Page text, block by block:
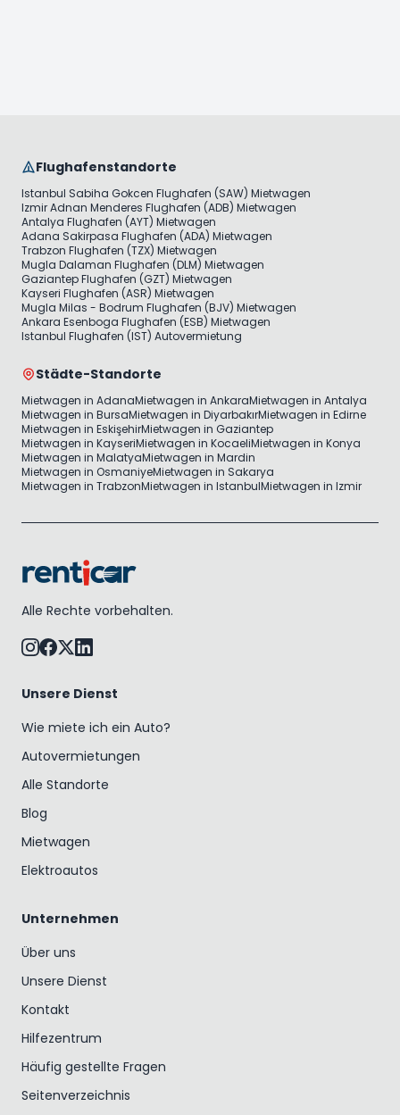
Flughafenstandorte
Istanbul Sabiha Gokcen Flughafen (SAW) Mietwagen
Izmir Adnan Menderes Flughafen (ADB) Mietwagen
Antalya Flughafen (AYT) Mietwagen
Adana Sakirpasa Flughafen (ADA) Mietwagen
Trabzon Flughafen (TZX) Mietwagen
Mugla Dalaman Flughafen (DLM) Mietwagen
Gaziantep Flughafen (GZT) Mietwagen
Kayseri Flughafen (ASR) Mietwagen
Mugla Milas - Bodrum Flughafen (BJV) Mietwagen
Ankara Esenboga Flughafen (ESB) Mietwagen
Istanbul Flughafen (IST) Autovermietung
Städte-Standorte
Mietwagen in AdanaMietwagen in AnkaraMietwagen in Antalya
Mietwagen in BursaMietwagen in DiyarbakırMietwagen in Edirne
Mietwagen in EskişehirMietwagen in Gaziantep
Mietwagen in KayseriMietwagen in KocaeliMietwagen in Konya
Mietwagen in MalatyaMietwagen in Mardin
Mietwagen in OsmaniyeMietwagen in Sakarya
Mietwagen in TrabzonMietwagen in IstanbulMietwagen in Izmir
Alle Rechte vorbehalten.
Unsere Dienst
Wie miete ich ein Auto?
Autovermietungen
Alle Standorte
Blog
Mietwagen
Elektroautos
Unternehmen
Über uns
Unsere Dienst
Kontakt
Hilfezentrum
Häufig gestellte Fragen
Seitenverzeichnis